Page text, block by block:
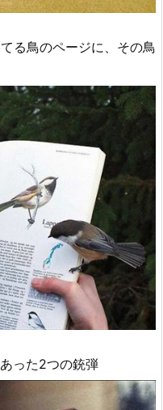
る鳥のページに、その鳥
った2つの銃弾